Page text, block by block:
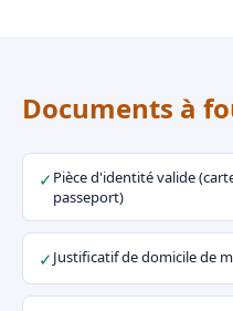
Documents à
✓ Pièce d'identité valide
passeport)
✓Justificatif de domicile de